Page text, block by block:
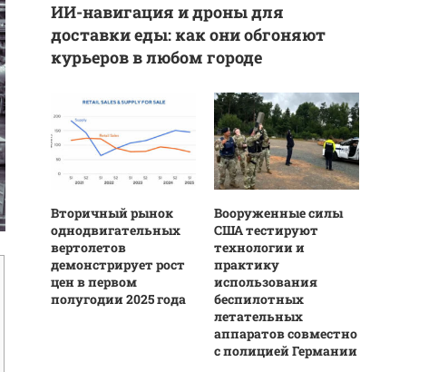
ИИ-навигация и дроны для
доставки еды: как они обгоняют
курьеров в любом городе
Вторичный рынок
однодвигательных
вертолетов
демонстрирует рост
цен в первом
полугодии 2025 года
Вооруженные силы
США тестируют
технологии и
практику
использования
беспилотных
летательных
аппаратов совместно
с полицией Германии